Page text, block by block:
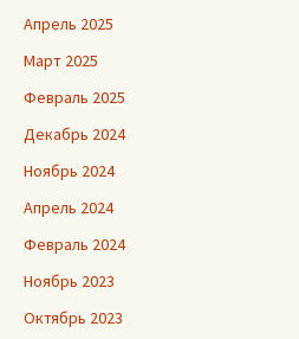
Апрель 2025
Март 2025
Февраль 2025
Декабрь 2024
Ноябрь 2024
Апрель 2024
Февраль 2024
Ноябрь 2023
Октябрь 2023